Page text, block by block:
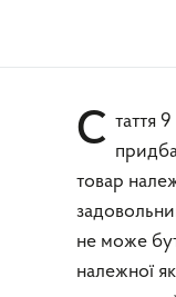
Стаття 9 Закону України «Про захист прав споживачів» захищає права споживача при
товар
не може
належної